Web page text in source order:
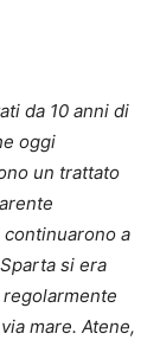
da 10 anni di
oggi
un trattato
a
si era
mare. Atene,